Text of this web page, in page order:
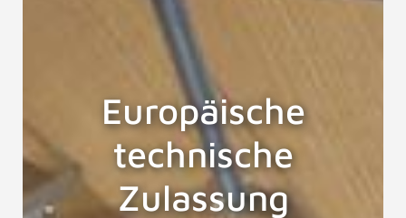
Europäische
technische
Zulassung